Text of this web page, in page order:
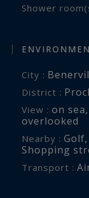
Shower
City :
District :
View : on sea,
overlooked
Nearby : Golf,
Shopping
Transport :